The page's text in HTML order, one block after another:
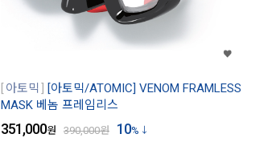
아토믹
[아토믹/ATOMIC] VENOM FRAMLESS
MASK 베놈 프레임리스
351,000원 390,000원 10%